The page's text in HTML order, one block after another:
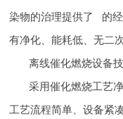
染物的治理提供了 的
有净化、能耗低、无二
离线催化燃烧设备
采用催化燃烧工艺
工艺流程简单、设备紧